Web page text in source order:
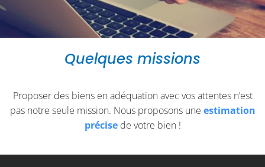
Quelques missions
Proposer des biens en adéquation avec vos attentes n’est
pas notre seule mission. Nous proposons une estimation
précisede votre bien !